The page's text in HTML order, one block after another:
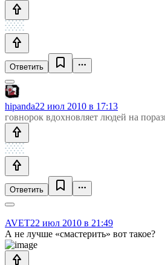
Ответить
hipanda22 июл 2010 в 17:13
говнорок вдохновляет людей на
Ответить
AVET22 июл 2010 в 21:49
А не лучше «смастерить» вот такое?